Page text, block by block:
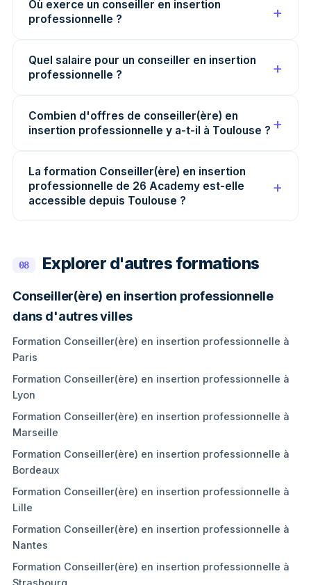
Où exerce un conseiller en insertion
professionnelle ?
Quel salaire pour un conseiller en insertion
professionnelle ?
Combien d'offres de conseiller(ère) en
insertion professionnelle y a-t-il à Toulouse ?
La formation Conseiller(ère) en insertion
professionnelle de 26 Academy est-elle
accessible depuis Toulouse ?
08 Explorer d'autres formations
Conseiller(ère) en insertion professionnelle
dans d'autres villes
Formation Conseiller(ère) en insertion professionnelle à
Paris
Formation Conseiller(ère) en insertion professionnelle à
Lyon
Formation Conseiller(ère) en insertion professionnelle à
Marseille
Formation Conseiller(ère) en insertion professionnelle à
Bordeaux
Formation Conseiller(ère) en insertion professionnelle à
Lille
Formation Conseiller(ère) en insertion professionnelle à
Nantes
Formation Conseiller(ère) en insertion professionnelle à
Strasbourg